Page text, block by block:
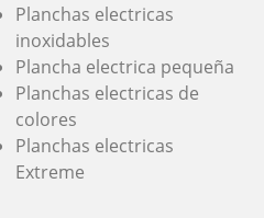
Planchas electricas
inoxidables
Plancha electrica pequeña
Planchas electricas de
colores
Planchas electricas
Extreme